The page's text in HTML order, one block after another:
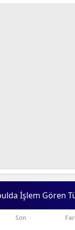
İşlem Gören
Son